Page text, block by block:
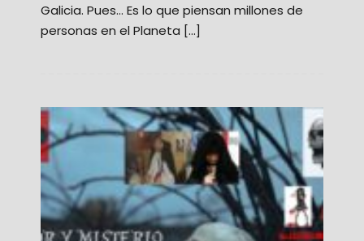
Galicia. Pues… Es lo que piensan millones de
personas en el Planeta […]